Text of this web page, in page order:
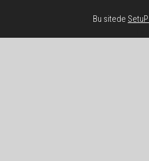
Bu sitede SetuP